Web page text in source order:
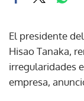
El presidente
Hisao Tanaka,
irregularidades
empresa,